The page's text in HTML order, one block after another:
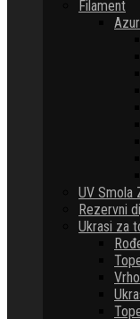
Filament
UV Smola
Rezervni
Ukrasi za